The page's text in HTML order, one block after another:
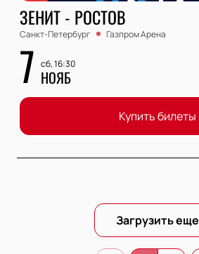
ЗЕНИТ - РОСТОВ
Санкт-Петербург Газпром Арена
7 сб, 16:30
НОЯБ
Купить билеты
Загрузить еще